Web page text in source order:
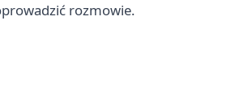
rozmowie.